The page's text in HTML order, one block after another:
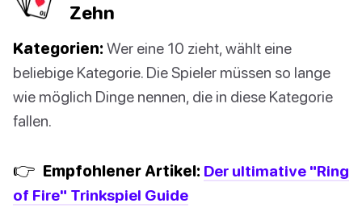
Zehn
Kategorien: Wer eine 10 zieht, wählt eine
beliebige Kategorie. Die Spieler müssen so lange
wie möglich Dinge nennen, die in diese Kategorie
fallen.
👉 Empfohlener Artikel: Der ultimative "Ring
of Fire" Trinkspiel Guide